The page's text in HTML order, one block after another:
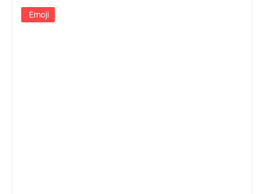
Emoji